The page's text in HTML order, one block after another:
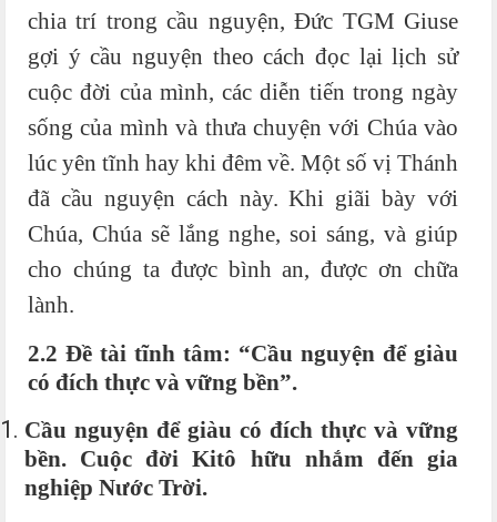
chia trí trong cầu nguyện, Đức TGM Giuse
gợi ý cầu nguyện theo cách đọc lại lịch sử
cuộc đời của mình, các diễn tiến trong ngày
sống của mình và thưa chuyện với Chúa vào
lúc yên tĩnh hay khi đêm về. Một số vị Thánh
đã cầu nguyện cách này. Khi giãi bày với
Chúa, Chúa sẽ lắng nghe, soi sáng, và giúp
cho chúng ta được bình an, được ơn chữa
lành.
2.2 Đề tài tĩnh tâm: “Cầu nguyện để giàu
có đích thực và vững bền”.
Cầu nguyện để giàu có đích thực và vững
bền. Cuộc đời Kitô hữu nhắm đến gia
nghiệp Nước Trời.